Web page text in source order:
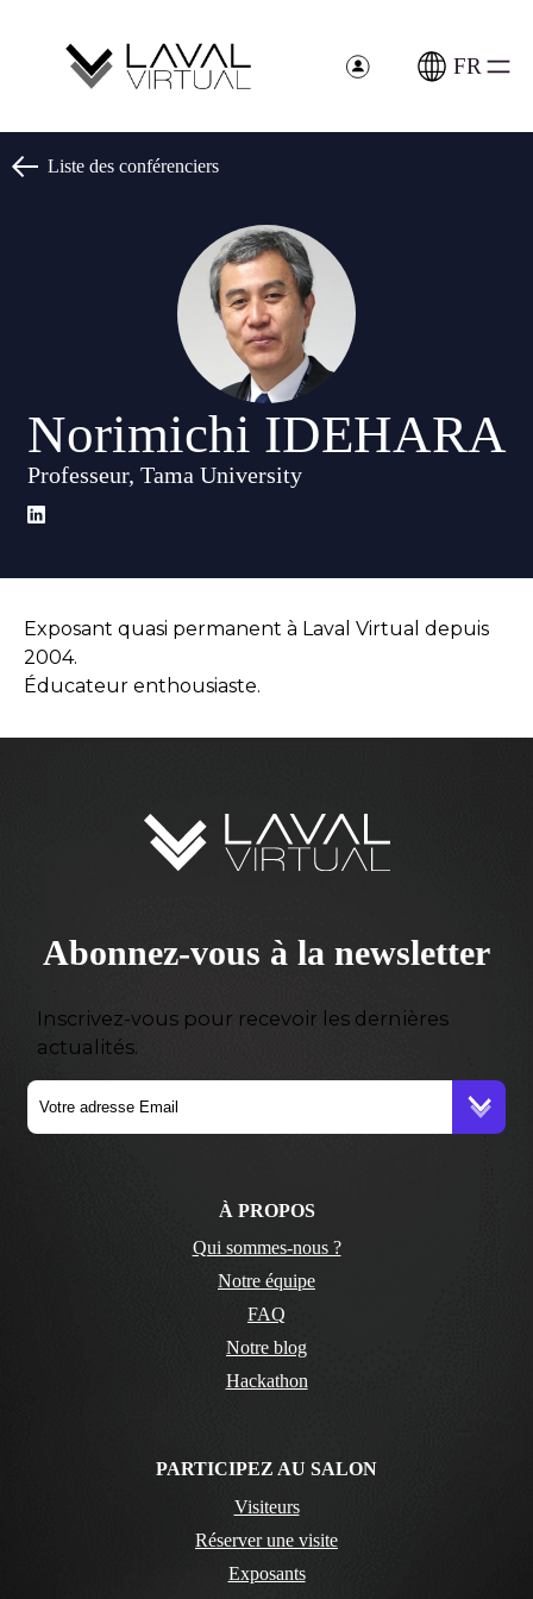
FR
Liste des conférenciers
Norimichi IDEHARA
Professeur, Tama University
Exposant quasi permanent à Laval Virtual depuis
2004.
Éducateur enthousiaste.
Abonnez-vous à la newsletter
Inscrivez-vous pour recevoir les dernières
actualités.
À PROPOS
Qui sommes-nous ?
Notre équipe
FAQ
Notre blog
Hackathon
PARTICIPEZ AU SALON
Visiteurs
Réserver une visite
Exposants